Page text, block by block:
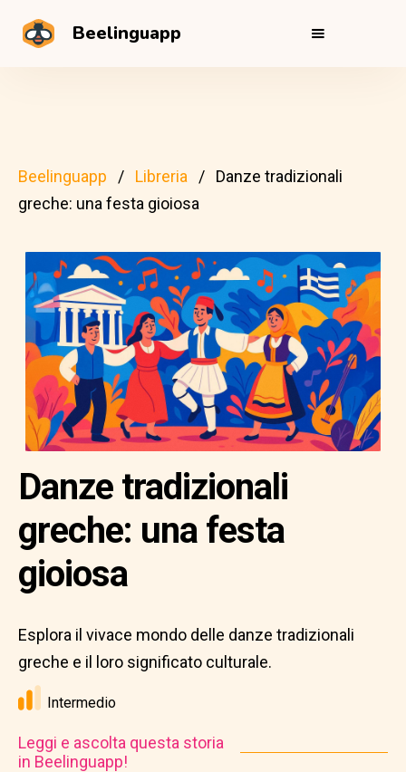
Beelinguapp
Beelinguapp Libreria
Danze tradizionali
greche: una festa gioiosa
Danze tradizionali
greche: una festa
gioiosa
Esplora il vivace mondo delle danze tradizionali
greche e il loro significato culturale.
Intermedio
Leggi e ascolta questa storia
in Beelinguapp!